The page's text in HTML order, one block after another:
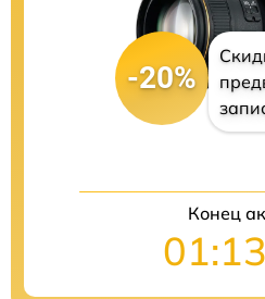
-20%
Конец